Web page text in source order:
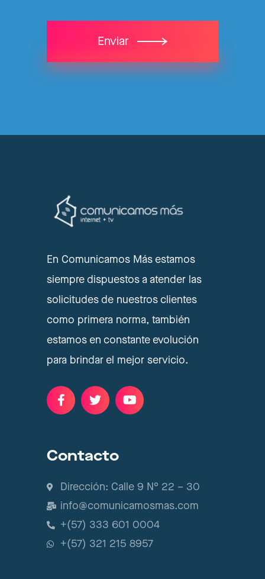
Enviar
En Comunicamos Más estamos
siempre dispuestos a atender las
solicitudes de nuestros clientes
como primera norma, también
estamos en constante evolución
para brindar el mejor servicio.
Contacto
Dirección: Calle 9 N° 22 – 30
info@comunicamosmas.com
+(57) 333 601 0004
+(57) 321 215 8957